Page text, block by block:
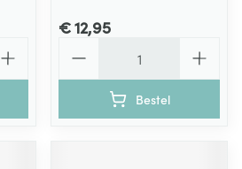
€ 12,95
Bestel